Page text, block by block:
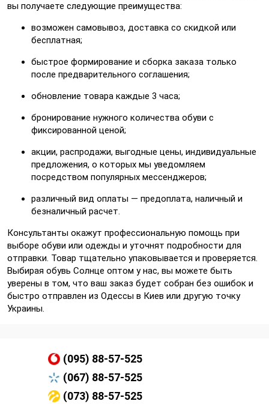
вы получаете следующие преимущества:
возможен самовывоз, доставка со скидкой или
бесплатная;
быстрое формирование и сборка заказа только
после предварительного соглашения;
обновление товара каждые 3 часа;
бронирование нужного количества обуви с
фиксированной ценой;
акции, распродажи, выгодные цены, индивидуальные
предложения, о которых мы уведомляем
посредством популярных мессенджеров;
различный вид оплаты — предоплата, наличный и
безналичный расчет.
Консультанты окажут профессиональную помощь при
выборе обуви или одежды и уточнят подробности для
отправки. Товар тщательно упаковывается и проверяется.
Выбирая обувь Солнце оптом у нас, вы можете быть
уверены в том, что ваш заказ будет собран без ошибок и
быстро отправлен из Одессы в Киев или другую точку
Украины.
(095) 88-57-525
(067) 88-57-525
(073) 88-57-525